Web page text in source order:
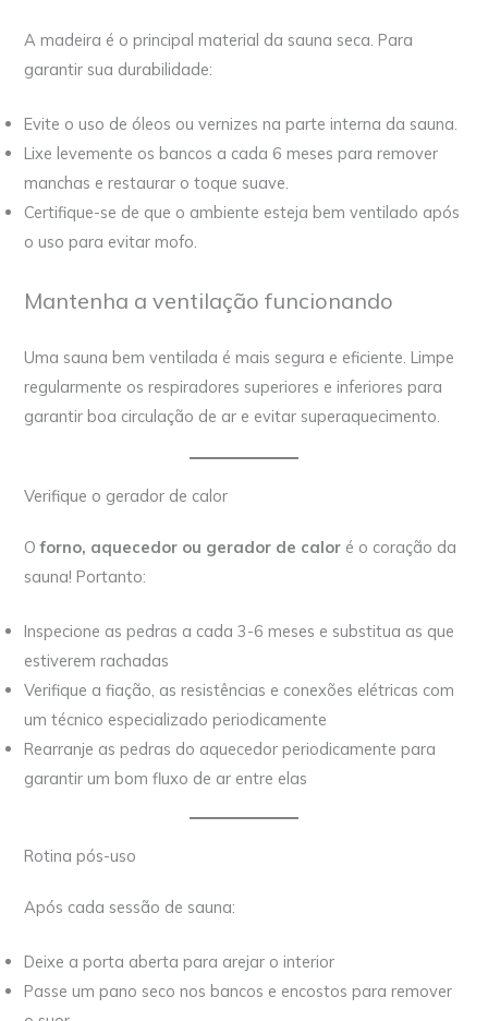
A madeira é o principal material da sauna seca. Para
garantir sua durabilidade:
Evite o uso de óleos ou vernizes na parte interna da sauna.
Lixe levemente os bancos a cada 6 meses para remover
manchas e restaurar o toque suave.
Certifique-se de que o ambiente esteja bem ventilado após
o uso para evitar mofo.
Mantenha a ventilação funcionando
Uma sauna bem ventilada é mais segura e eficiente. Limpe
regularmente os respiradores superiores e inferiores para
garantir boa circulação de ar e evitar superaquecimento.
Verifique o gerador de calor
Oforno, aquecedor ou gerador de calor é o coração da
sauna! Portanto:
Inspecione as pedras a cada 3-6 meses e substitua as que
estiverem rachadas
Verifique a fiação, as resistências e conexões elétricas com
um técnico especializado periodicamente
Rearranje as pedras do aquecedor periodicamente para
garantir um bom fluxo de ar entre elas
Rotina pós-uso
Após cada sessão de sauna:
Deixe a porta aberta para arejar o interior
Passe um pano seco nos bancos e encostos para remover